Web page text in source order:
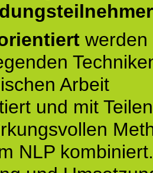
werden
Arbeit
und mit
NLP